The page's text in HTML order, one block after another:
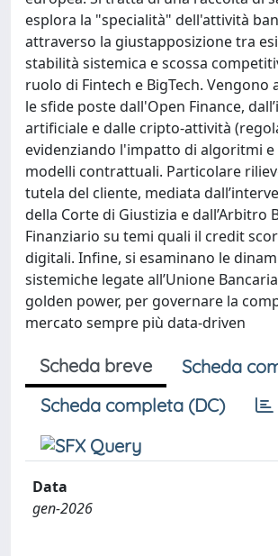
esplora la "specialità" dell'attività
attraverso la giustapposizione tra
stabilità sistemica e scossa
ruolo di Fintech e BigTech.
le sfide poste dall'Open Finance,
artificiale e dalle cripto-attività
evidenziando l'impatto di algoritmi e
modelli contrattuali. Particolare
tutela del cliente, mediata
della Corte di Giustizia e dall’Arbitro
Finanziario su temi quali il credit
digitali. Infine, si esaminano le
sistemiche legate all’Unione
golden power, per governare la
mercato sempre più data-driven
Scheda breve
Scheda
Scheda completa (DC)
Data
gen-2026